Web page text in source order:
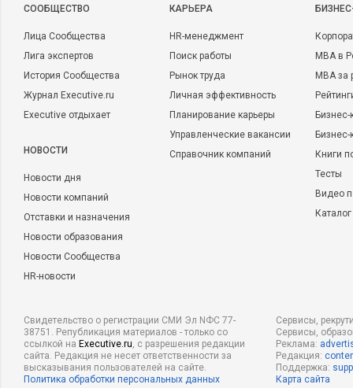
CООБЩЕСТВО
Лица Сообщества
Лига экспертов
История Сообщества
Журнал Executive.ru
Executive отдыхает
НОВОСТИ
Новости дня
Новости компаний
Отставки и назначения
Новости образования
Новости Сообщества
HR-новости
КАРЬЕРА
HR-менеджмент
Поиск работы
Рынок труда
Личная эффективность
Планирование карьеры
Управленческие вакансии
Справочник компаний
MBA в
MBA
Бизнес-
Книги
Тесты
Видео
Свидетельство о регистрации СМИ Эл NФС 77-
38751. Републикация материалов - только со
ссылкой на Executive.ru, с разрешения редакции
сайта. Редакция не несет ответственности за
высказывания пользователей на сайте.
Политика обработки персональных данных
Сервисы,
Сервисы,
Реклама:
Редакция:
Поддержка:
Карта сайта